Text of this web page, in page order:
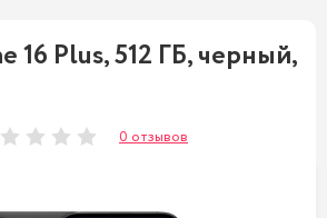
16 Plus, 512 ГБ, черный,
0 отзывов